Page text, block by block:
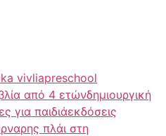
vivliapreschool
από 4 ετώνδημιουργική
για παιδιάεκδόσεις
πλάι στη